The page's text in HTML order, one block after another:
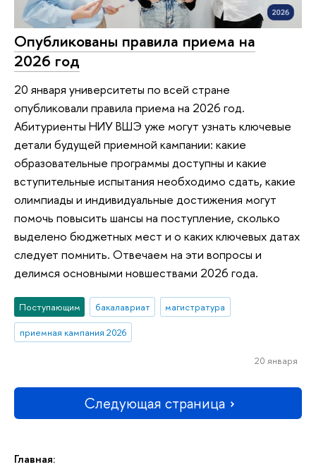
Главная:
Опубликованы правила приема на
2026 год
20 января университеты по всей стране
опубликовали правила приема на 2026 год.
Абитуриенты НИУ ВШЭ уже могут узнать ключевые
детали будущей приемной кампании: какие
образовательные программы доступны и какие
вступительные испытания необходимо сдать, какие
олимпиады и индивидуальные достижения могут
помочь повысить шансы на поступление, сколько
выделено бюджетных мест и о каких ключевых датах
следует помнить. Отвечаем на эти вопросы и
делимся основными новшествами 2026 года.
Поступающим бакалавриат
магистратура
приемная кампания 2026
20 января
Следующая страница